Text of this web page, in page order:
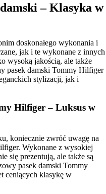
– Klasyka w
doskonałego wykonania i
jak i te wykonane z innych
wysoką jakością, ale także
pasek damski Tommy Hilfiger
stylizacji, jak i
Hilfiger – Luksus w
koniecznie zwróć uwagę na
Wykonane z wysokiej
się prezentują, ale także są
pasek damski Tommy
ceniących klasykę w